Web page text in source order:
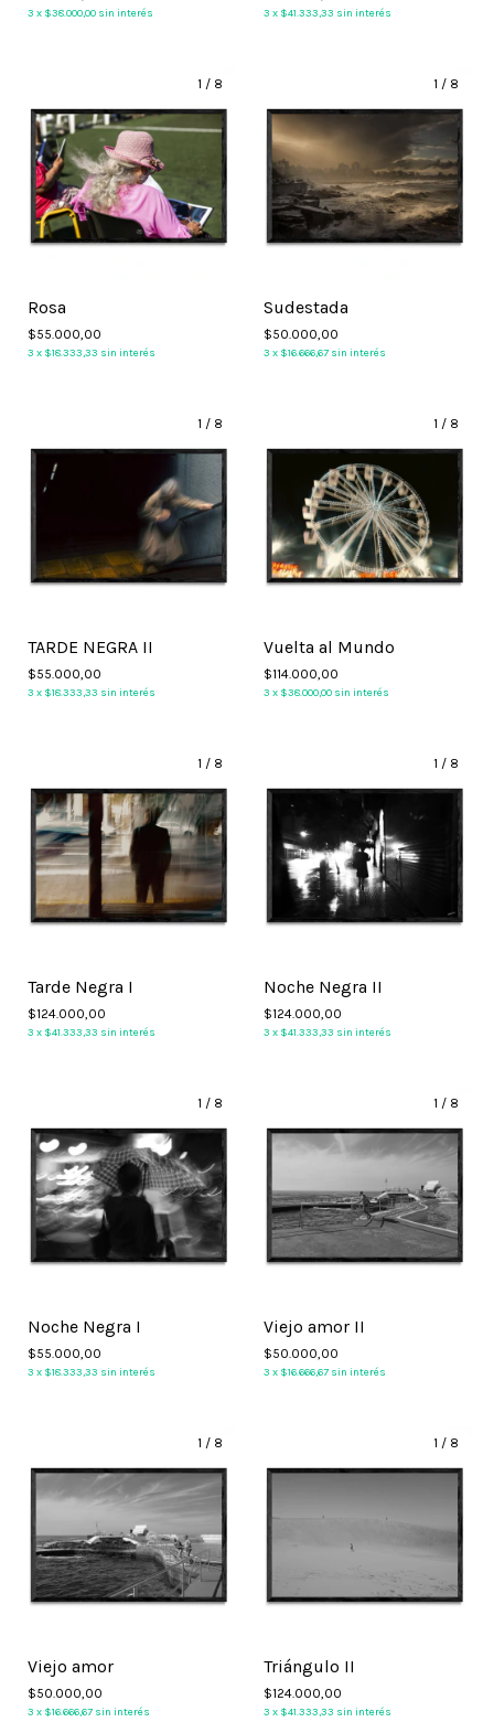
3 x $38.000,00 sin interés 3 x $41.333,33 sin interés
1 / 8
Rosa
$55.000,00
3 x $18.333,33 sin interés
1 / 8
Sudestada
$50.000,00
3 x $16.666,67 sin interés
1 / 8
TARDE NEGRA II
$55.000,00
3 x $18.333,33 sin interés
1 / 8
Vuelta al Mundo
$114.000,00
3 x $38.000,00 sin interés
1 / 8
Tarde Negra I
$124.000,00
3 x $41.333,33 sin interés
1 / 8
Noche Negra II
$124.000,00
3 x $41.333,33 sin interés
1 / 8
Noche Negra I
$55.000,00
3 x $18.333,33 sin interés
1 / 8
Viejo amor II
$50.000,00
3 x $16.666,67 sin interés
1 / 8
Viejo amor
$50.000,00
3 x $16.666,67 sin interés
1 / 8
Triángulo II
$124.000,00
3 x $41.333,33 sin interés